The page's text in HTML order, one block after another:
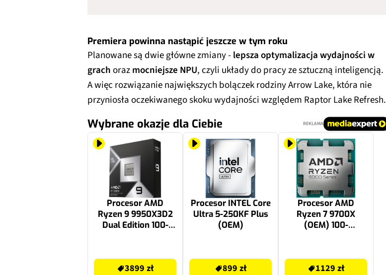
Premiera powinna nastąpić jeszcze w tym roku
Planowane są dwie główne zmiany -lepsza optymalizacja wydajności w
grachorazmocniejsze NPU, czyli układy do pracy ze sztuczną inteligencją.
A więc rozwiązanie największych bolączek rodziny Arrow Lake, która nie
przyniosła oczekiwanego skoku wydajności względem Raptor Lake Refresh.
Wybrane okazje dla Ciebie REKLAMA
Procesor AMD
Ryzen 9 9950X3D2
Dual Edition 100-
3899 zł
Procesor INTEL Core
Ultra 5-250KF Plus
(OEM)
899 zł
Procesor AMD
Ryzen 7 9700X
(OEM) 100-
1129 zł